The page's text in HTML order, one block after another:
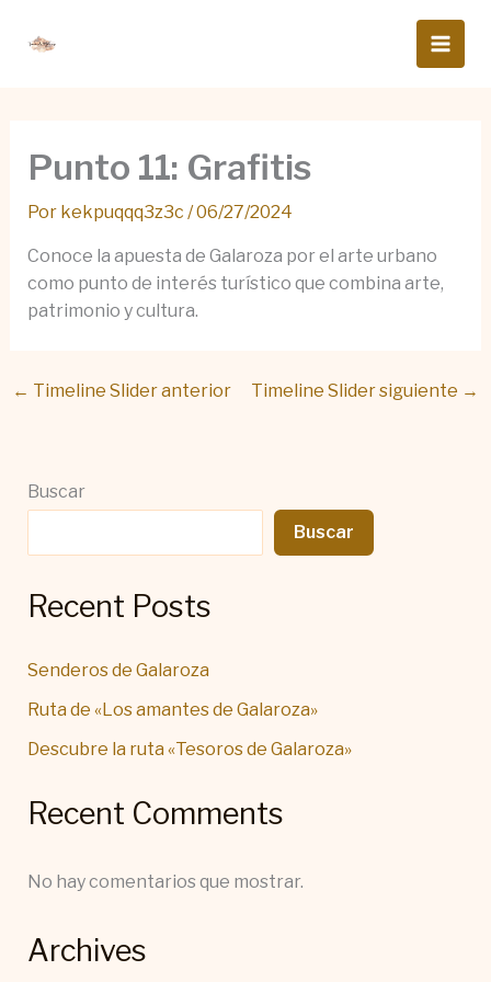
Punto 11: Grafitis
Por kekpuqqq3z3c /06/27/2024
Conoce la apuesta de Galaroza por el arte urbano
como punto de interés turístico que combina arte,
patrimonio y cultura.
← Timeline Slider anterior Timeline Slider siguiente →
Buscar
Buscar
Recent Posts
Senderos de Galaroza
Ruta de «Los amantes de Galaroza»
Descubre la ruta «Tesoros de Galaroza»
Recent Comments
No hay comentarios que mostrar.
Archives